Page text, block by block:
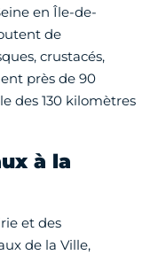
en Île-de-
de
crustacés,
près de 90
des 130 kilomètres
à la
et des
de la Ville,